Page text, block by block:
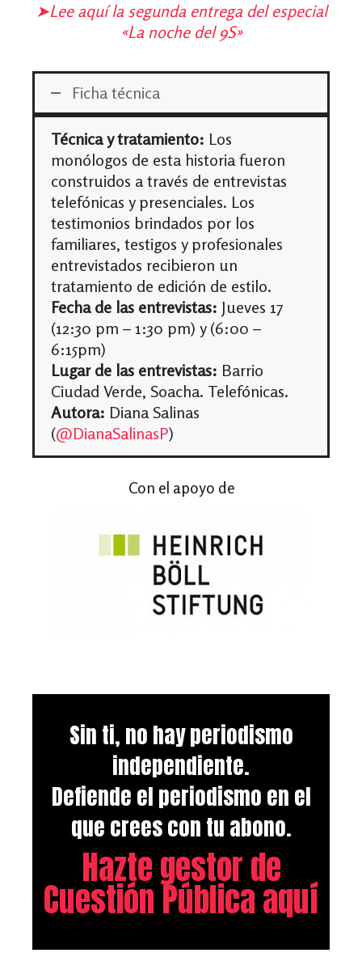
➤Lee aquí la segunda entrega del especial
«La noche del 9S»
Ficha técnica
Técnica y tratamiento: Los
monólogos de esta historia fueron
construidos a través de entrevistas
telefónicas y presenciales. Los
testimonios brindados por los
familiares, testigos y profesionales
entrevistados recibieron un
tratamiento de edición de estilo.
Fecha de las entrevistas: Jueves 17
(12:30 pm – 1:30 pm) y (6:00 –
6:15pm)
Lugar de las entrevistas: Barrio
Ciudad Verde, Soacha. Telefónicas.
Autora: Diana Salinas
(@DianaSalinasP)
Con el apoyo de
Sin ti, no hay periodismo
independiente.
Defiende el periodismo en el
que crees con tu abono.
Hazte gestor de
Cuestión Pública aquí